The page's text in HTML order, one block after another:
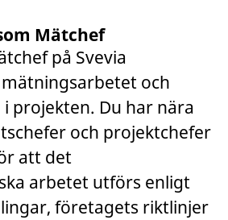
Mätchef
på Svevia
och
projekten. Du har nära
och projektchefer
att det
arbetet utförs enligt
företagets riktlinjer